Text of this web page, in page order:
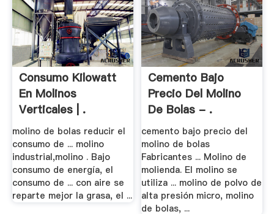
Consumo Kilowatt
En Molinos
Verticales | .
molino de bolas reducir el
consumo de ... molino
industrial,molino . Bajo
consumo de energía, el
consumo de ... con aire se
reparte mejor la grasa, el ...
Cemento Bajo
Precio Del Molino
De Bolas - .
cemento bajo precio del
molino de bolas
Fabricantes ... Molino de
molienda. El molino se
utiliza ... molino de polvo de
alta presión micro, molino
de bolas, ...